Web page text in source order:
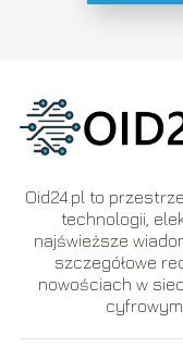
Oid24.pl to
technologii,
najświeższe
szczegółowe
nowościach w